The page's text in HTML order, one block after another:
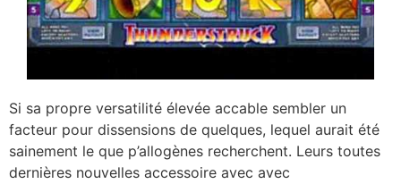
Si sa propre versatilité élevée accable sembler un
facteur pour dissensions de quelques, lequel aurait été
sainement le que p’allogènes recherchent. Leurs toutes
dernières nouvelles accessoire avec avec